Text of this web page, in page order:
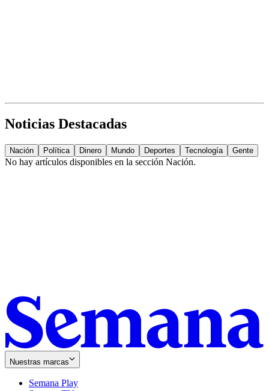
Noticias Destacadas
Nación Política Dinero Mundo Deportes Tecnología Gente
No hay artículos disponibles en la sección Nación.
Nuestras marcas
Semana Play